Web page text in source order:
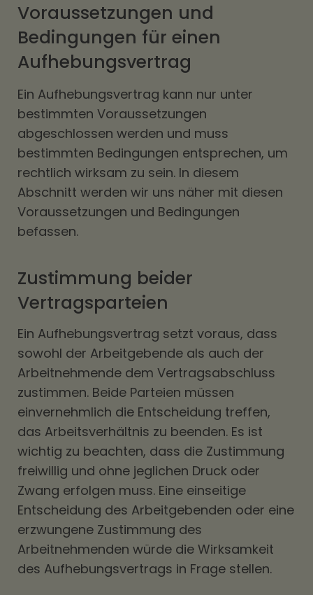
Voraussetzungen und
Bedingungen für einen
Aufhebungsvertrag
Ein Aufhebungsvertrag kann nur unter
bestimmten Voraussetzungen
abgeschlossen werden und muss
bestimmten Bedingungen entsprechen, um
rechtlich wirksam zu sein. In diesem
Abschnitt werden wir uns näher mit diesen
Voraussetzungen und Bedingungen
befassen.
Zustimmung beider
Vertragsparteien
Ein Aufhebungsvertrag setzt voraus, dass
sowohl der Arbeitgebende als auch der
Arbeitnehmende dem Vertragsabschluss
zustimmen. Beide Parteien müssen
einvernehmlich die Entscheidung treffen,
das Arbeitsverhältnis zu beenden. Es ist
wichtig zu beachten, dass die Zustimmung
freiwillig und ohne jeglichen Druck oder
Zwang erfolgen muss. Eine einseitige
Entscheidung des Arbeitgebenden oder eine
erzwungene Zustimmung des
Arbeitnehmenden würde die Wirksamkeit
des Aufhebungsvertrags in Frage stellen.